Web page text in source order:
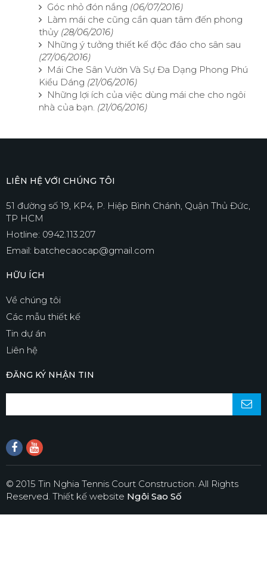
Góc nhỏ đón nắng (06/07/2016)
Làm mái che cũng cần quan tâm đến phong
thủy (28/06/2016)
Những ý tưởng thiết kế độc đáo cho sân sau
(27/06/2016)
Mái Che Sân Vườn Và Sự Đa Dạng Phong Phú
Kiểu Dáng (21/06/2016)
Những lợi ích của việc dùng mái che cho ngôi
nhà của bạn. (21/06/2016)
LIÊN HỆ VỚI CHÚNG TÔI
51 đường số 19, KP4, P. Hiệp Bình Chánh, Quận Thủ Đức,
TP HCM
Hotline: 0942.113.207
Email: batchecaocap@gmail.com
HỮU ÍCH
Về chúng tôi
Các mẫu thiết kế
Tin dự án
Liên hệ
ĐĂNG KÝ NHẬN TIN
© 2015 Tin Nghia Tennis Court Construction. All Rights
Reserved. Thiết kế website Ngôi Sao Số